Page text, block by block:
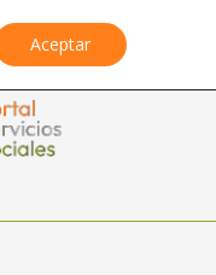
Aceptar